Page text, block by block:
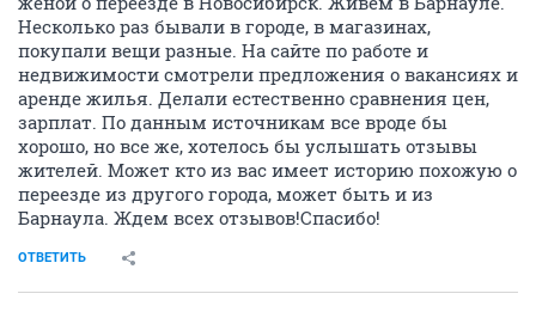
Несколько раз бывали в городе, в магазинах,
покупали вещи разные. На сайте по работе и
недвижимости смотрели предложения о вакансиях и
аренде жилья. Делали естественно сравнения цен,
зарплат. По данным источникам все вроде бы
хорошо, но все же, хотелось бы услышать отзывы
жителей. Может кто из вас имеет историю похожую о
переезде из другого города, может быть и из
Барнаула. Ждем всех отзывов!Спасибо!
ОТВЕТИТЬ